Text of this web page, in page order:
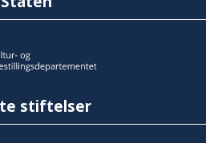
stiftelser